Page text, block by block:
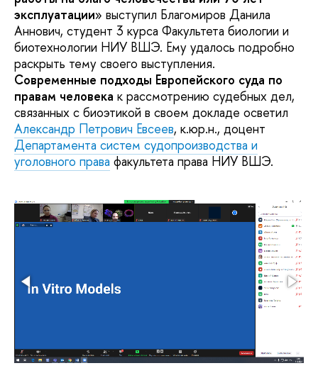
эксплуатации» выступил Благомиров Данила
Аннович, студент 3 курса Факультета биологии и
биотехнологии НИУ ВШЭ. Ему удалось подробно
раскрыть тему своего выступления.
Современные подходы Европейского суда по
правам человека к рассмотрению судебных дел,
связанных с биоэтикой в своем докладе осветил
Александр Петрович Евсеев, к.юр.н., доцент
Департамента систем судопроизводства и
уголовного права факультета права НИУ ВШЭ.